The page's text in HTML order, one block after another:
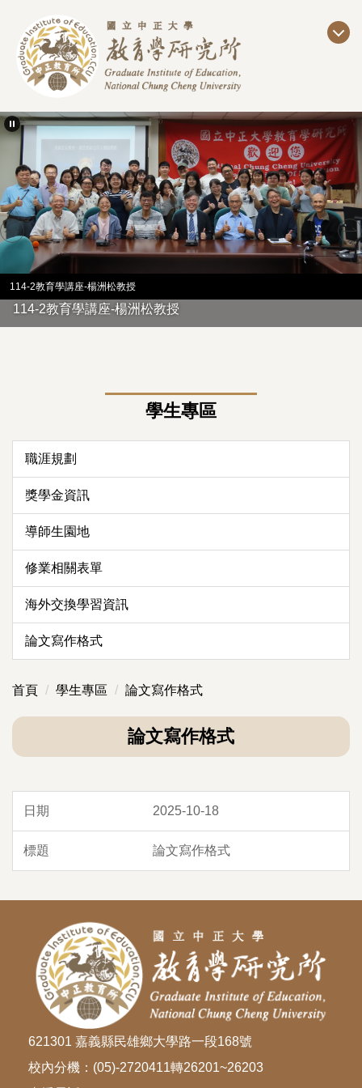
主
容
區
114-2教育學講座-楊洲松教授
114-2教育學講座-楊洲松教授
學生專區
職涯規劃
獎學金資訊
導師生園地
修業相關表單
海外交換學習資訊
論文寫作格式
首頁 學生專區 論文寫作格式
論文寫作格式
2025-10-18
論文寫作格式
621301 嘉義縣民雄鄉大學路一段168號
校內分機：(05)-2720411轉26201~26203